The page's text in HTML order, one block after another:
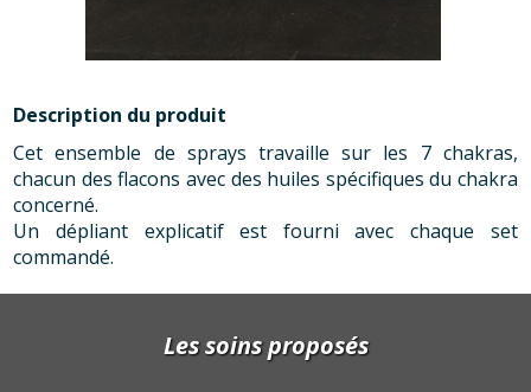
Description du produit
Cet ensemble de sprays travaille sur les 7 chakras,
chacun des flacons avec des huiles spécifiques du chakra
concerné.
Un dépliant explicatif est fourni avec chaque set
commandé.
Les soins proposés